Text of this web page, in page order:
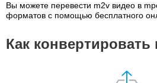
Вы можете перевести m2v видео в
форматов с помощью бесплатного
Как конвертировать